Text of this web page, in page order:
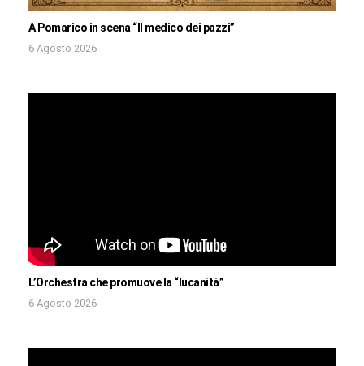
A Pomarico in scena “Il medico dei pazzi”
6 Agosto 2026
L’Orchestra che promuove la “lucanità”
6 Agosto 2026